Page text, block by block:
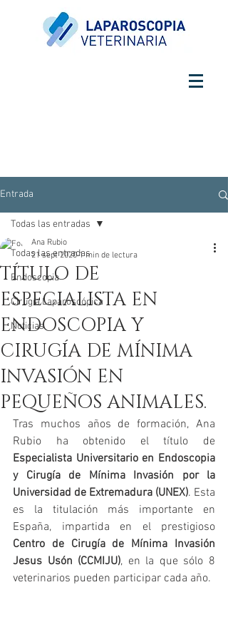
Entrada
Todas las entradas
Endoscopia
Cirugía Laparoscópica
Noticias
Todas las entradas
TÍTULO DE
ESPECIALISTA EN
ENDOSCOPIA Y
CIRUGÍA DE MÍNIMA
INVASIÓN EN
PEQUEÑOS ANIMALES.
Ana Rubio
21 sept 2020 1 min de lectura
Tras muchos años de formación, Ana
Especialista Universitario en Endoscopia
y Cirugía de Mínima Invasión por la
Universidad de Extremadura (UNEX). Esta
es la titulación más importante en
Centro de Cirugía de Mínima Invasión
Jesus Usón (CCMIJU), en la que sólo 8
veterinarios pueden participar cada año.